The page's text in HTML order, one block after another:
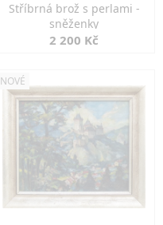
Stříbrná brož s perlami -
sněženky
2 200 Kč
NOVÉ